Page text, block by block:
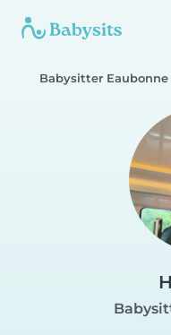
Babysitter Eaubonne